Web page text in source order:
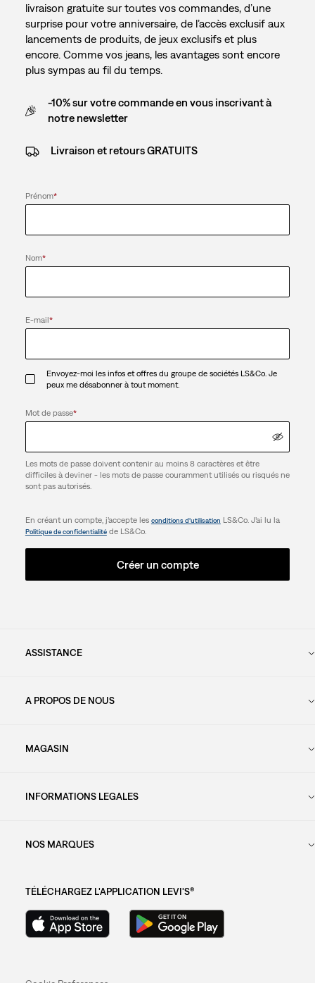
livraison gratuite sur toutes vos commandes, d’une
surprise pour votre anniversaire, de l’accès exclusif aux
lancements de produits, de jeux exclusifs et plus
encore. Comme vos jeans, les avantages sont encore
plus sympas au fil du temps.
-10% sur votre commande en vous inscrivant à
notre newsletter
Livraison et retours GRATUITS
Prénom*
Nom*
E-mail*
Envoyez-moi les infos et offres du groupe de sociétés LS&Co. Je
peux me désabonner à tout moment.
Mot de passe*
Les mots de passe doivent contenir au moins 8 caractères et être
difficiles à deviner - les mots de passe couramment utilisés ou risqués ne
sont pas autorisés.
En créant un compte, j’accepte les conditions d’utilisation LS&Co. J’ai lu la
Politique de confidentialitéde LS&Co.
Créer un compte
ASSISTANCE
A PROPOS DE NOUS
MAGASIN
INFORMATIONS LEGALES
NOS MARQUES
TÉLÉCHARGEZ L'APPLICATION LEVI'S®